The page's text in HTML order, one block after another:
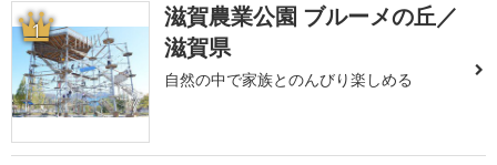
1
滋賀農業公園 ブルーメの丘／
滋賀県
自然の中で家族とのんびり楽しめる